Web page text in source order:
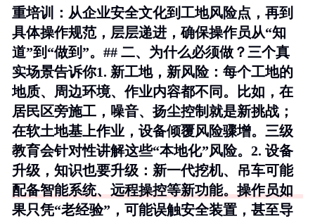
重培训：从企业安全文化到工地风险点，再到
具体操作规范，层层递进，确保操作员从“知
道”到“做到”。## 二、为什么必须做？三个真
实场景告诉你1. 新工地，新风险：每个工地的
地质、周边环境、作业内容都不同。比如，在
居民区旁施工，噪音、扬尘控制就是新挑战；
在软土地基上作业，设备倾覆风险骤增。三级
教育会针对性讲解这些“本地化”风险。2. 设备
升级，知识也要升级 ：新一代挖机、吊车可能
配备智能系统、远程操控等新功能。操作员如
果只凭“老经验”，可能误触安全装置，甚至导